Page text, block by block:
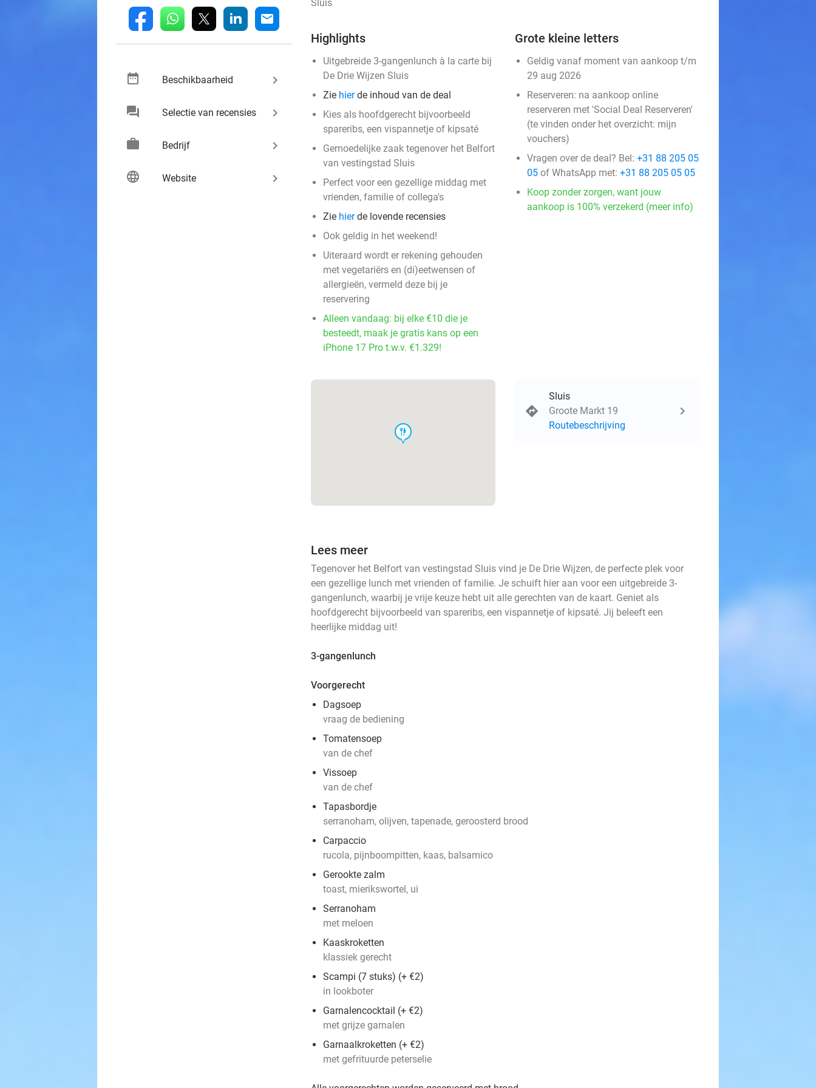
fb whatsapp linkedin mail
date_range Beschikbaarheid keyboard_arrow_right
chat Selectie van recensies keyboard_arrow_right
work Bedrijf keyboard_arrow_right
language Website keyboard_arrow_right
Sluis
Highlights
Uitgebreide 3-gangenlunch à la carte bij
De Drie Wijzen Sluis
Zie hierde inhoud van de deal
Kies als hoofdgerecht bijvoorbeeld
spareribs, een vispannetje of kipsaté
Gemoedelijke zaak tegenover het Belfort
van vestingstad Sluis
Perfect voor een gezellige middag met
vrienden, familie of collega's
Zie hierde lovende recensies
Ook geldig in het weekend!
Uiteraard wordt er rekening gehouden
met vegetariërs en (di)eetwensen of
allergieën, vermeld deze bij je
reservering
Alleen vandaag: bij elke €10 die je
besteedt, maak je gratis kans op een
iPhone 17 Pro t.w.v. €1.329!
Grote kleine letters
Geldig vanaf moment van aankoop t/m
29 aug 2026
Reserveren: na aankoop online
reserveren met 'Social Deal Reserveren'
(te vinden onder het overzicht: mijn
vouchers)
Vragen over de deal? Bel: +31 88 205 05
05 of WhatsApp met: +31 88 205 05 05
Koop zonder zorgen, want jouw
aankoop is 100% verzekerd (meer info)
food
Sluis
Groote Markt 19
Routebeschrijving
Lees meer
Tegenover het Belfort van vestingstad Sluis vind je De Drie Wijzen, de perfecte plek voor
een gezellige lunch met vrienden of familie. Je schuift hier aan voor een uitgebreide 3-
gangenlunch, waarbij je vrije keuze hebt uit alle gerechten van de kaart. Geniet als
hoofdgerecht bijvoorbeeld van spareribs, een vispannetje of kipsaté. Jij beleeft een
heerlijke middag uit!
3-gangenlunch
Voorgerecht
Dagsoep
vraag de bediening
Tomatensoep
van de chef
Vissoep
van de chef
Tapasbordje
serranoham, olijven, tapenade, geroosterd brood
Carpaccio
rucola, pijnboompitten, kaas, balsamico
Gerookte zalm
toast, mierikswortel, ui
Serranoham
met meloen
Kaaskroketten
klassiek gerecht
Scampi (7 stuks) (+ €2)
in lookboter
Garnalencocktail (+ €2)
met grijze garnalen
Garnaalkroketten (+ €2)
met gefrituurde peterselie